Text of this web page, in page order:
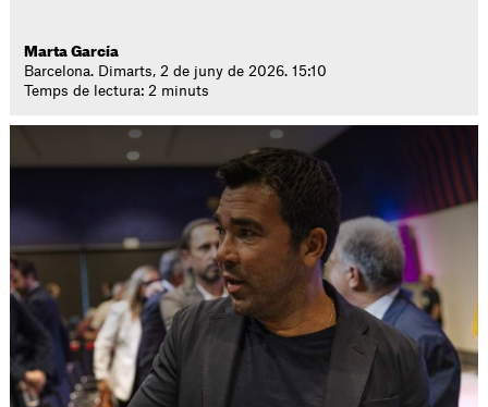
Marta García
Barcelona. Dimarts, 2 de juny de 2026. 15:10
Temps de lectura: 2 minuts